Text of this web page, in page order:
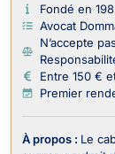
Fondé en
Avocat
N’accepte
Entre 150 €
Premier
À propos : Le